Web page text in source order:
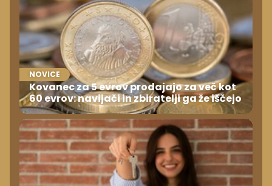
NOVICE
Kovanec za 5 evrov prodajajo za več kot
60 evrov: navijači in zbiratelji ga že iščejo